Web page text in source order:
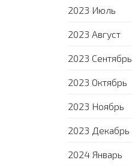
2023 Июль
2023 Август
2023 Сентябрь
2023 Октябрь
2023 Ноябрь
2023 Декабрь
2024 Январь